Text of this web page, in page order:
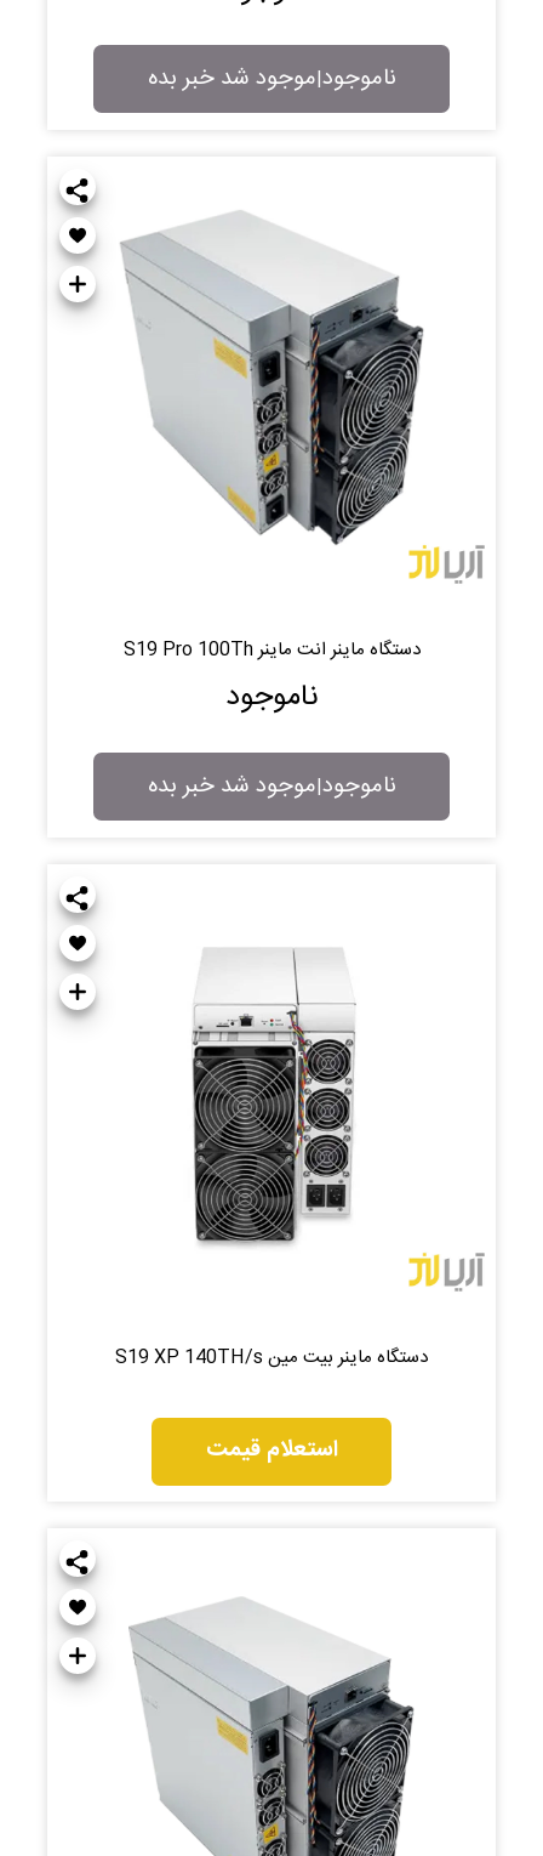
ناموجود|موجود شد خبر بده
دستگاه ماینر انت ماینر S19 Pro 100Th
ناموجود
ناموجود|موجود شد خبر بده
دستگاه ماینر بیت مین S19 XP 140TH/s
استعلام قیمت